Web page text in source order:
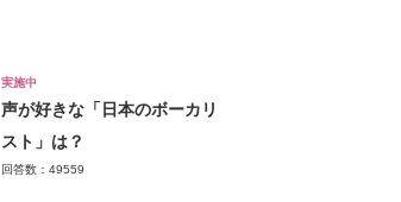
実施中
声が好きな「日本のボーカリ
スト」は？
回答数：49559